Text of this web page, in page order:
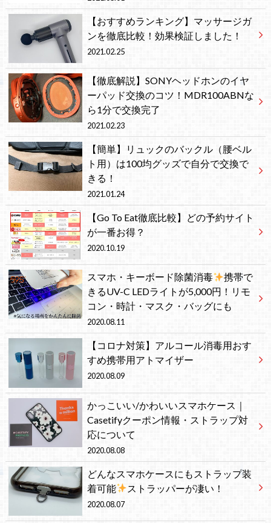
【おすすめランキング】マッサージガ
ンを徹底比較！効果検証しました！
2021.02.25
【徹底解説】SONYヘッドホンのイヤ
ーパッド交換のコツ！MDR100ABNな
ら1分で交換完了
2021.02.23
【簡単】リュックのバックル（腰ベル
ト用）は100均グッズで自分で交換で
きる！
2021.01.24
【Go To Eat徹底比較】どの予約サイト
が一番お得？
2020.10.19
スマホ・キーボード除菌消毒
携帯で
きるUV-C LEDライトが5,000円！リモ
コン・時計・マスク・バッグにも
2020.08.11
【コロナ対策】アルコール消毒用おす
すめ携帯用アトマイザー
2020.08.09
かっこいい/かわいいスマホケース｜
Casetifyクーポン情報・ストラップ対
応について
2020.08.08
どんなスマホケースにもストラップ装
着可能
ストラッパーが凄い！
2020.08.07